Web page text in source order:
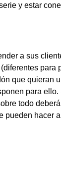
y estar
a sus
para
que quieran
para
todo
pueden hacer